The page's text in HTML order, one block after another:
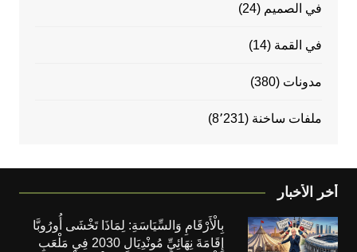
في الصميم(24)
في القمة
مدونات(380)
ملفات ساخنة(8٬231)
الأخبار
بِالْأَرْقَامِ وَالسِّيَاسَةِ: لِمَاذَا تَخْشَى أُورُوبَّا
إِقَامَةَ نِهَائِيِّ مُونْدِيَالِ 2030 فِي مَلْعَبِ